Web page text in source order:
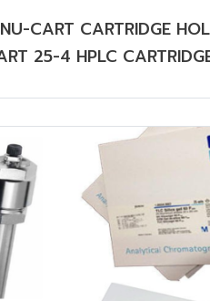
CART CARTRIDGE
25-4 HPLC